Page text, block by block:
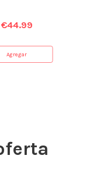
€44.99
Agregar